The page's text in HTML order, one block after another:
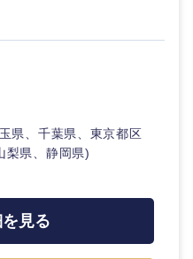
県、千葉県、東京都区
梨県、静岡県)
見る